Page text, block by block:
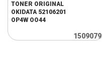
TONER ORIGINAL
OKIDATA 52106201
OP4W OO44
1509079